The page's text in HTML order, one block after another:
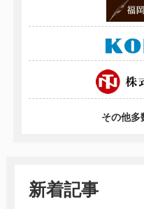
その他多
新着記事